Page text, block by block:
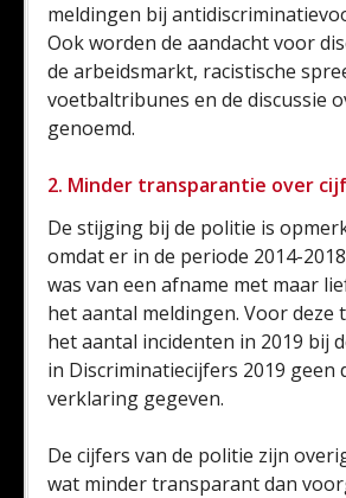
meldingen bij
Ook worden de aandacht voor
de arbeidsmarkt, racistische
voetbaltribunes en de discussie
genoemd.
2. Minder transparantie over
De stijging bij de politie is
omdat er in de periode 2014-
was van een afname met maar
het aantal meldingen. Voor deze
het aantal incidenten in 2019 bij
in Discriminatiecijfers 2019 geen
verklaring gegeven.
De cijfers van de politie zijn
wat minder transparant dan